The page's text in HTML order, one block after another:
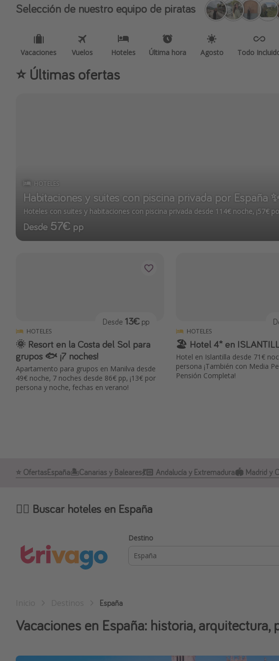
Selección de nuestro equipo de piratas
Vacaciones Vuelos Hoteles Última hora Agosto Todo
⭐️ Últimas ofertas
HOTELES
Habitaciones y suites con piscina privada por España
Hoteles con suites y habitaciones con piscina privada desde 114€ noche, ¡57€
Desde 57€ pp
HOTELES
🌞 Resort en la Costa del Sol para
grupos 🐟 ¡7 noches!
Apartamento para grupos en Manilva desde
49€ noche, 7 noches desde 86€ pp, ¡13€ por
persona y noche, fechas en verano!
Desde 13€ pp
HOTELES
🏖️ Hotel 4* en
Hotel en Islantilla desde 71€
persona ¡También con Media
Pensión Completa!
⭐️ OfertasEspaña🏝️Canarias y Baleares💃🏻 Andalucía y Extremadura🏟️ Madrid y
🕵️‍♀️ Buscar hoteles en España
Destino
España
Vacaciones en España: historia,